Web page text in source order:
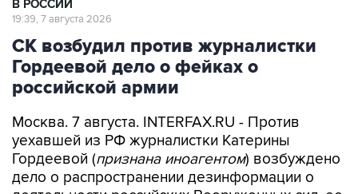
В РОССИИ
19:39, 7 августа 2026
СК возбудил против журналистки
Гордеевой дело о фейках о
российской армии
Москва. 7 августа. INTERFAX.RU - Против
уехавшей из РФ журналистки Катерины
Гордеевой (признана иноагентом) возбуждено
дело о распространении дезинформации о